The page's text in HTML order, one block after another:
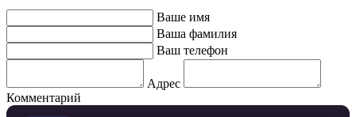
Ваше имя
Ваша фамилия
Ваш телефон
Адрес
Комментарий